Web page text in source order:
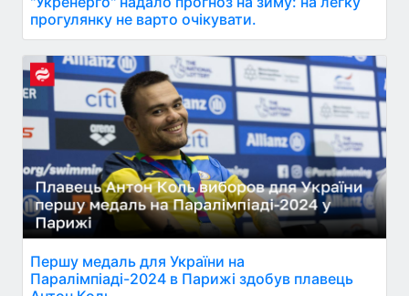
прогулянку не варто очікувати.
Першу медаль для України на
Паралімпіаді-2024 в Парижі здобув плавець